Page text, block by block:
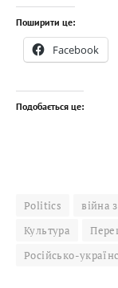
Поширити це:
Facebook
Подобається це:
Politics війна
Культура
Російсько-